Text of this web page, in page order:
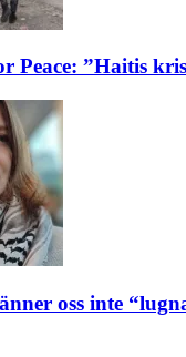
Peace: ”Haitis
oss inte